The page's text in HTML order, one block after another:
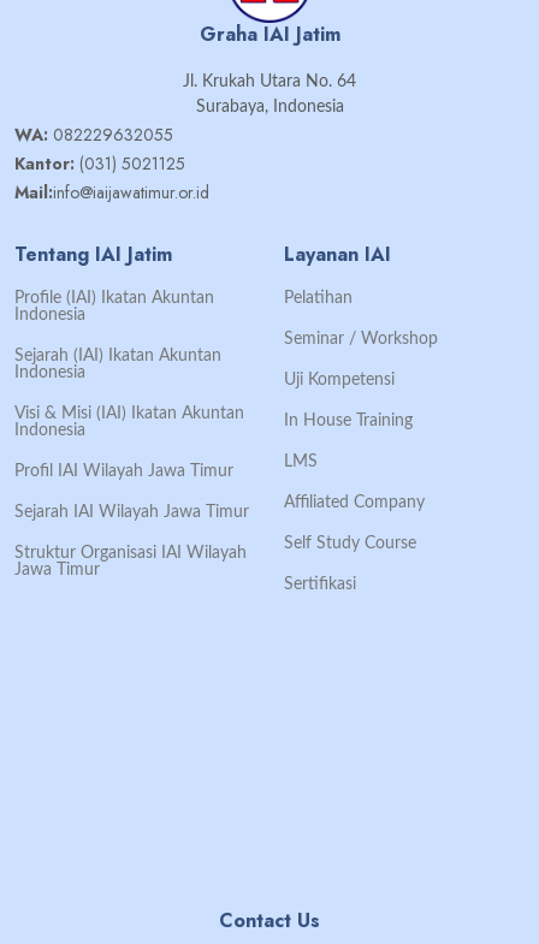
Graha IAI Jatim
Jl. Krukah Utara No. 64
Surabaya, Indonesia
WA: 082229632055
Kantor: (031) 5021125
Mail:info@iaijawatimur.or.id
Tentang IAI Jatim
Profile (IAI) Ikatan Akuntan
Indonesia
Sejarah (IAI) Ikatan Akuntan
Indonesia
Visi & Misi (IAI) Ikatan Akuntan
Indonesia
Profil IAI Wilayah Jawa Timur
Sejarah IAI Wilayah Jawa Timur
Struktur Organisasi IAI Wilayah
Jawa Timur
Layanan IAI
Pelatihan
Seminar / Workshop
Uji Kompetensi
In House Training
LMS
Affiliated Company
Self Study Course
Sertifikasi
Contact Us